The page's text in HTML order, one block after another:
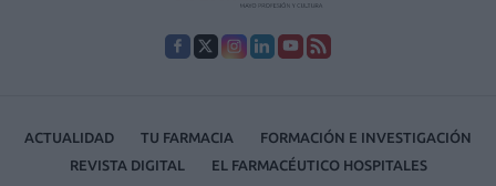
ACTUALIDAD TU FARMACIA
FORMACIÓN E INVESTIGACIÓN
REVISTA DIGITAL
EL FARMACÉUTICO HOSPITALES